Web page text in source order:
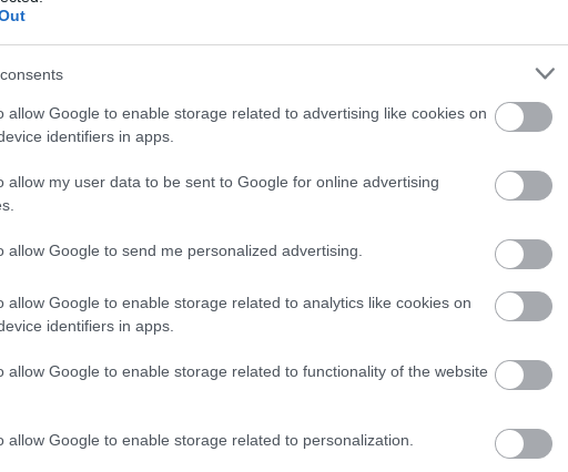
allow Google to enable storage related to advertising like cookies on
identifiers in apps.
allow my user data to be sent to Google for online advertising
allow Google to send me personalized advertising.
allow Google to enable storage related to analytics like cookies on
identifiers in apps.
allow Google to enable storage related to functionality of the website
allow Google to enable storage related to personalization.
a Bertha Bulcsu–emlékdíjat is átadták, amelyet
A Bertha Bulcsu-emlékdíj meghívásos pályázat,
publicisztikai mű, irodalmi riport küldhető
és Balatongyörök városa által alapított
adják át. A díj pályázati feltétele a Balaton
sajátosságának és gondjainak méltó